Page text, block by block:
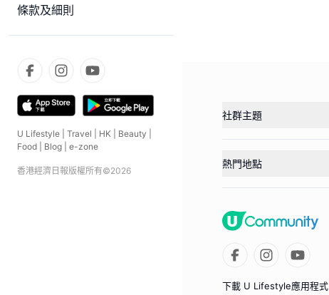
條款及細則
U Lifestyle Travel HK Beauty
Food
Blog e-zone
香港經濟日報版權所有©2026
社群主題
熱門地點
下載 U Lifestyle應用程式